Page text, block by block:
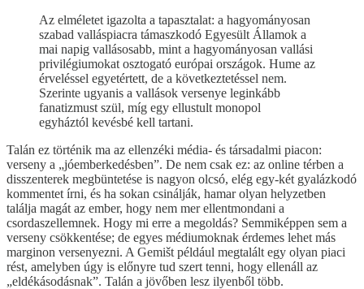
Az elméletet igazolta a tapasztalat: a hagyományosan
szabad valláspiacra támaszkodó Egyesült Államok a
mai napig vallásosabb, mint a hagyományosan vallási
privilégiumokat osztogató európai országok. Hume az
érveléssel egyetértett, de a következtetéssel nem.
Szerinte ugyanis a vallások versenye leginkább
fanatizmust szül, míg egy ellustult monopol
egyháztól kevésbé kell tartani.
Talán ez történik ma az ellenzéki média- és társadalmi piacon:
verseny a „jóemberkedésben”. De nem csak ez: az online térben a
disszenterek megbüntetése is nagyon olcsó, elég egy-két gyalázkodó
kommentet írni, és ha sokan csinálják, hamar olyan helyzetben
találja magát az ember, hogy nem mer ellentmondani a
csordaszellemnek. Hogy mi erre a megoldás? Semmiképpen sem a
verseny csökkentése; de egyes médiumoknak érdemes lehet más
marginon versenyezni. A Gemišt például megtalált egy olyan piaci
rést, amelyben úgy is előnyre tud szert tenni, hogy ellenáll az
„eldékásodásnak”. Talán a jövőben lesz ilyenből több.